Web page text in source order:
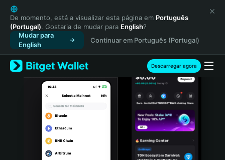
English
日本語
Tiếng Việt
Русский
Español (Latinoamérica)
Türkçe
Italiano
Português (Portugal)
Bahasa Indonesia
De momento, está a visualizar esta página em Português
(Portugal). Gostaria de mudar para English?
Mudar para
English
Continuar em Português (Portugal)
Descarregar agora